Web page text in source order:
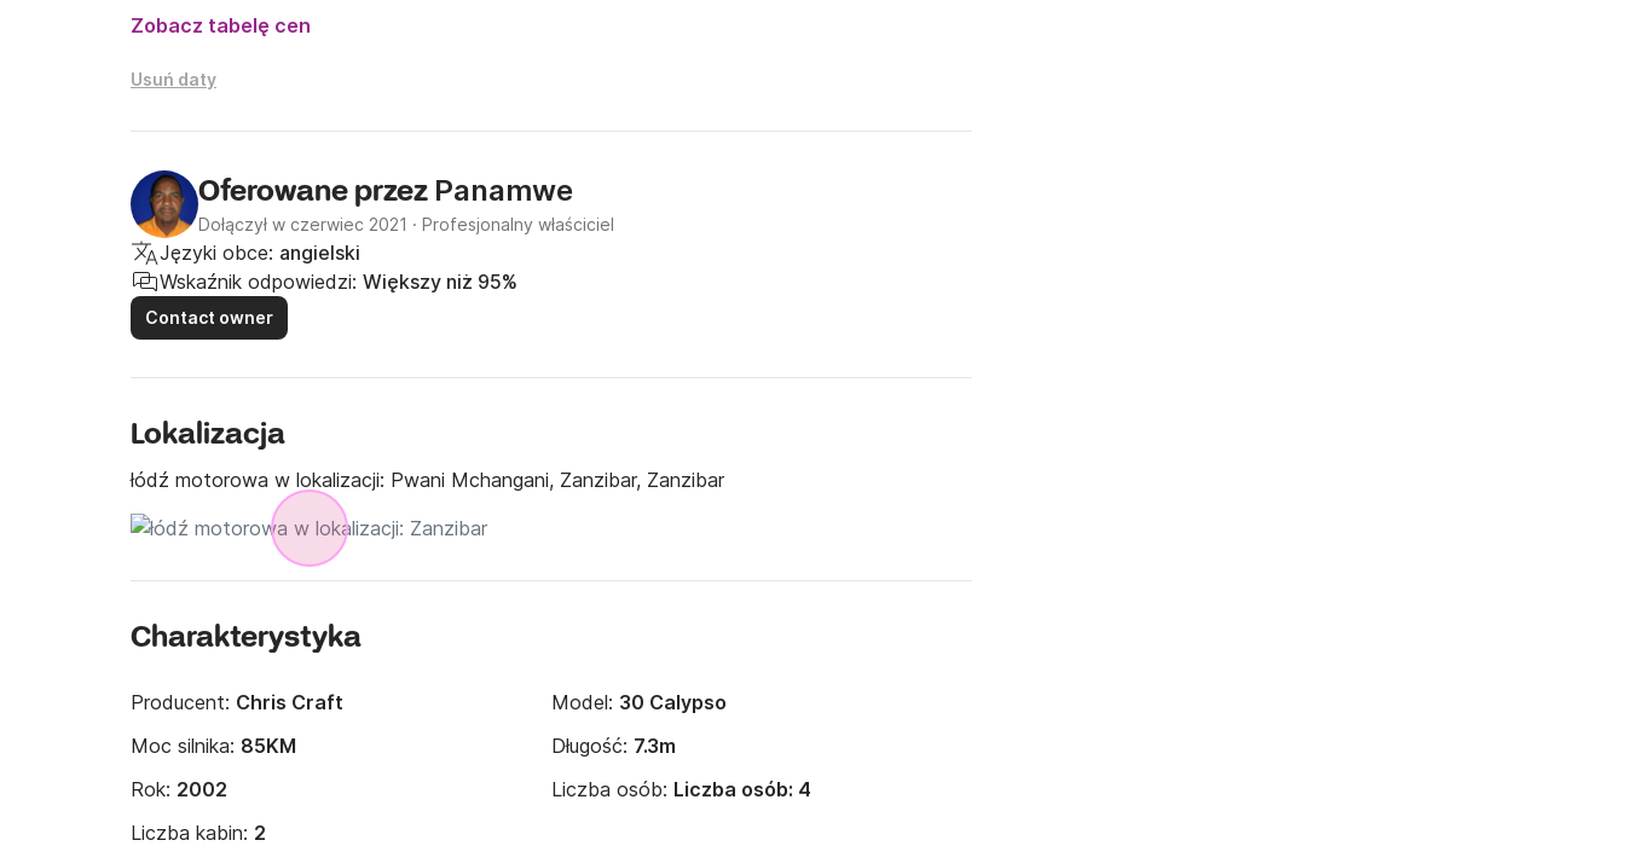
Zobacz tabelę cen
Usuń daty
Oferowane przez Panamwe
Dołączył w czerwiec 2021 · Profesjonalny właściciel
Języki obce: angielski
Wskaźnik odpowiedzi: Większy niż 95%
Contact owner
Lokalizacja
łódź motorowa w lokalizacji: Pwani Mchangani, Zanzibar, Zanzibar
Charakterystyka
Producent: Chris Craft Model: 30 Calypso
Moc silnika: 85KM Długość: 7.3m
Rok: 2002 Liczba osób: Liczba osób: 4
Liczba kabin: 2